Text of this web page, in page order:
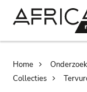
Home Onderzoek
Collecties